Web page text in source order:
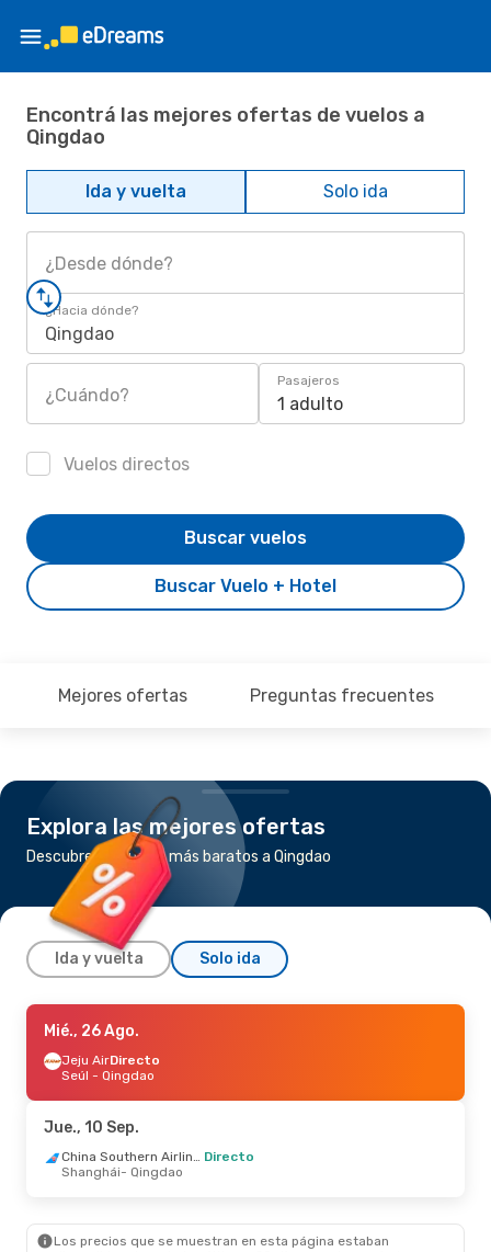
Encontrá las mejores ofertas de vuelos a
Qingdao
Ida y vuelta Solo ida
¿Desde dónde?
¿Hacia dónde?
Qingdao
¿Cuándo?
Pasajeros
1 adulto
Vuelos directos
Buscar Vuelo + Hotel
Buscar vuelos
Mejores ofertas Preguntas frecuentes
Explora las mejores ofertas
Descubre los vuelos más baratos a Qingdao
Ida y vuelta Solo ida
Mié., 9 Sep.- Mar., 15 Sep.
LATAM Airlines3 Escalas
Buenos Aires- Qingdao
Qingdao- Buenos Aires
Vie., 18 Sep.- Vie., 25 Sep.
2 Escalas
Qingdao- Raleigh - Durham
Mié., 26 Ago.
Jeju AirDirecto
Seúl - Qingdao
Jue., 10 Sep.
China Southern Airlines Directo
Shanghái- Qingdao
Los precios que se muestran en esta página estaban